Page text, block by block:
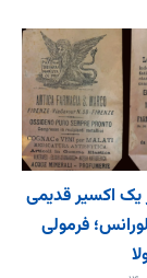
اکسیر قدیمی
فرمولی